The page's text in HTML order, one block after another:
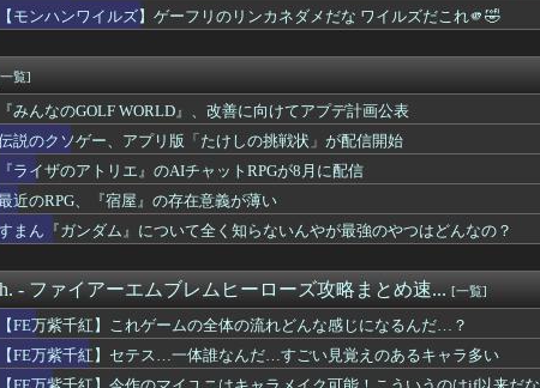
がラ級ちゃんの水着modeか・・・！
カンタービレを観てみた人、気づく・・・・・・
マーのAIチャット欲しいよね
【モンハンワイルズ】ゲーフリのリンカネダメだな ワイルズだこれ🫵🤣
覧]
『みんなのGOLF WORLD』、改善に向けてアプデ計画公表
説のクソゲー、アプリ版「たけしの挑戦状」が配信開始
『ライザのアトリエ』のAIチャットRPGが8月に配信
近のRPG、『宿屋』の存在意義が薄い
まん『ガンダム』について全く知らないんやが最強のやつはどんなの？
- ファイアーエムブレムヒーローズ攻略まとめ速... [一覧]
【FE万紫千紅】これゲームの全体の流れどんな感じになるんだ…？
【FE万紫千紅】セテス…一体誰なんだ…すごい見覚えのあるキャラ多い